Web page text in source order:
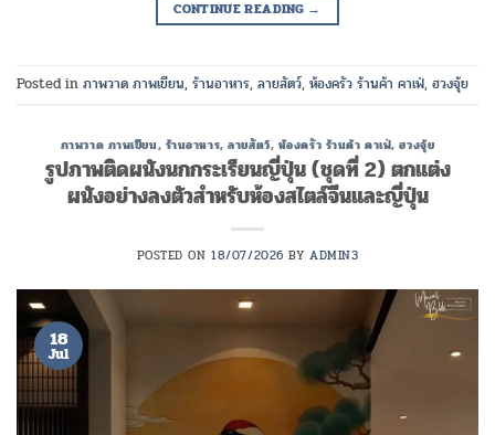
CONTINUE READING →
Posted in ภาพวาด ภาพเขียน, ร้านอาหาร, ลายสัตว์, ห้องครัว ร้านค้า คาเฟ่, ฮวงจุ้ย
ภาพวาด ภาพเขียน, ร้านอาหาร,ลายสัตว์, ห้องครัว ร้านค้า คาเฟ่,ฮวงจุ้ย
รูปภาพติดผนังนกกระเรียนญี่ปุ่น (ชุดที่ 2) ตกแต่ง
ผนังอย่างลงตัวสำหรับห้องสไตล์จีนและญี่ปุ่น
POSTED ON18/07/2026 BYADMIN3
18
Jul